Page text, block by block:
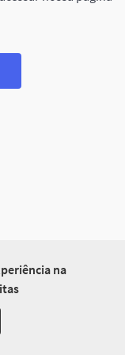
na